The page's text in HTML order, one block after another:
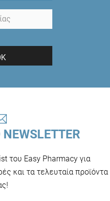
του Easy Pharmacy για
και τα τελευταία προϊόντα